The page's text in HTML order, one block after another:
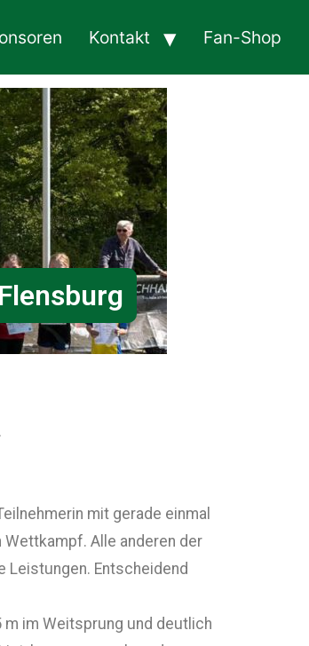
Kontakt Fan-Shop
mit gerade einmal
Alle anderen der
Leistungen. Entscheidend
im Weitsprung und deutlich